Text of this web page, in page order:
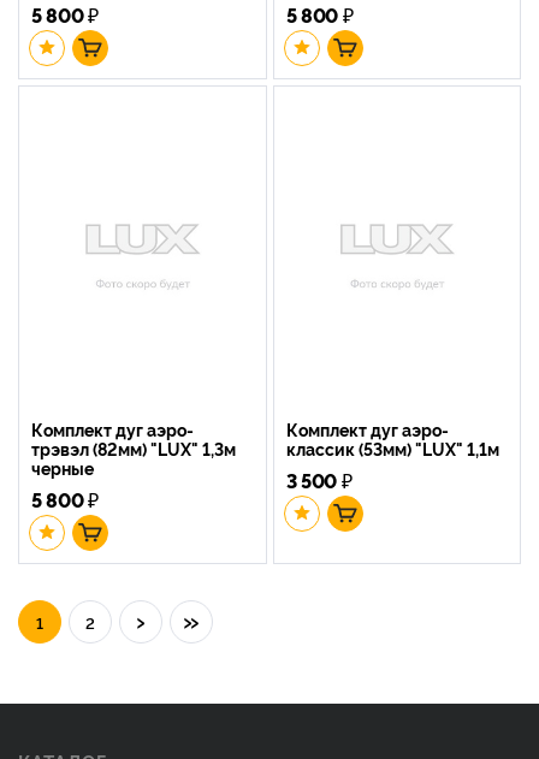
5 800₽ 5 800₽
Комплект дуг аэро-
трэвэл (82мм) "LUX" 1,3м
черные
5 800₽
Комплект дуг аэро-
классик (53мм) "LUX" 1,1м
3 500₽
1 2 › »